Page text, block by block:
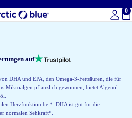
0
auf
DHA und EPA, den Omega-3-Fettsäuren, die für
Mikroalgen pflanzlich gewonnen, bietet Algenöl
Herzfunktion bei*. DHA ist gut für die
normalen Sehkraft*.